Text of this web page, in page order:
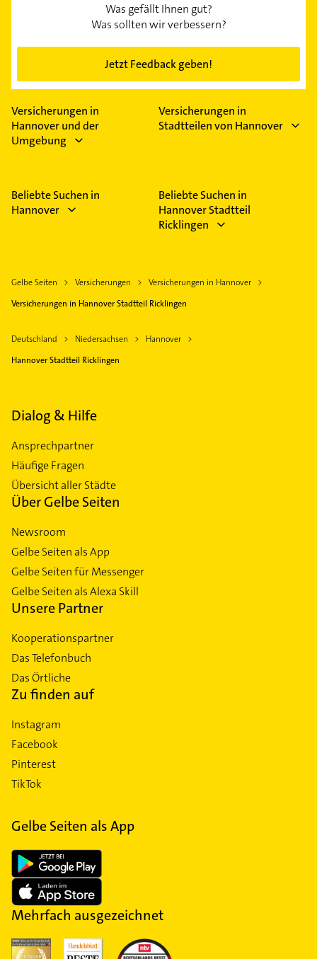
Was gefällt Ihnen gut?
Was sollten wir verbessern?
Jetzt Feedback geben!
Versicherungen in
Hannover und der
Umgebung
Versicherungen in
Stadtteilen von Hannover
Beliebte Suchen in
Hannover
Beliebte Suchen in
Hannover Stadtteil
Ricklingen
Gelbe Seiten Versicherungen
Versicherungen in Hannover
Versicherungen in Hannover Stadtteil Ricklingen
Deutschland Niedersachsen
Hannover
Hannover Stadtteil Ricklingen
Dialog & Hilfe
Ansprechpartner
Häufige Fragen
Übersicht aller Städte
Über Gelbe Seiten
Newsroom
Gelbe Seiten als App
Gelbe Seiten für Messenger
Gelbe Seiten als Alexa Skill
Unsere Partner
Kooperationspartner
Das Telefonbuch
Das Örtliche
Zu finden auf
Instagram
Facebook
Pinterest
TikTok
Gelbe Seiten als App
Mehrfach ausgezeichnet